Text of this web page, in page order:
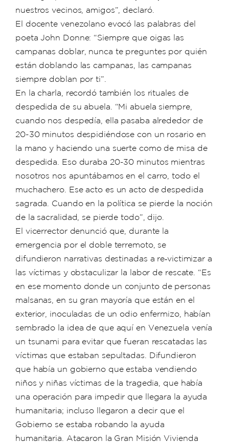
nuestros vecinos, amigos”, declaró.
El docente venezolano evocó las palabras del
poeta John Donne: “Siempre que oigas las
campanas doblar, nunca te preguntes por quién
están doblando las campanas, las campanas
siempre doblan por ti”.
En la charla, recordó también los rituales de
despedida de su abuela. “Mi abuela siempre,
cuando nos despedía, ella pasaba alrededor de
20-30 minutos despidiéndose con un rosario en
la mano y haciendo una suerte como de misa de
despedida. Eso duraba 20-30 minutos mientras
nosotros nos apuntábamos en el carro, todo el
muchachero. Ese acto es un acto de despedida
sagrada. Cuando en la política se pierde la noción
de la sacralidad, se pierde todo”, dijo.
El vicerrector denunció que, durante la
emergencia por el doble terremoto, se
difundieron narrativas destinadas a re‑victimizar a
las víctimas y obstaculizar la labor de rescate. “Es
en ese momento donde un conjunto de personas
malsanas, en su gran mayoría que están en el
exterior, inoculadas de un odio enfermizo, habían
sembrado la idea de que aquí en Venezuela venía
un tsunami para evitar que fueran rescatadas las
víctimas que estaban sepultadas. Difundieron
que había un gobierno que estaba vendiendo
niños y niñas víctimas de la tragedia, que había
una operación para impedir que llegara la ayuda
humanitaria; incluso llegaron a decir que el
Gobierno se estaba robando la ayuda
humanitaria. Atacaron la Gran Misión Vivienda